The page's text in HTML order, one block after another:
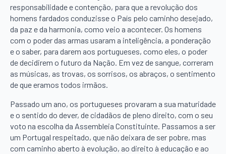
responsabilidade e contenção, para que a revolução dos
homens fardados conduzisse o País pelo caminho desejado,
da paz e da harmonia, como veio a acontecer. Os homens
com o poder das armas usaram a inteligência, a ponderação
e o saber, para darem aos portugueses, como eles, o poder
de decidirem o futuro da Nação. Em vez de sangue, correram
as músicas, as trovas, os sorrisos, os abraços, o sentimento
de que eramos todos irmãos.
Passado um ano, os portugueses provaram a sua maturidade
e o sentido do dever, de cidadãos de pleno direito, com o seu
voto na escolha da Assembleia Constituinte. Passamos a ser
um Portugal respeitado, que não deixara de ser pobre, mas
com caminho aberto à evolução, ao direito à educação e ao